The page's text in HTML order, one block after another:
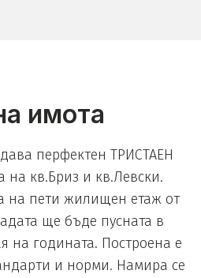
имота
перфектен ТРИСТАЕН
на кв.Бриз и кв.Левски.
на пети жилищен етаж от
ще бъде пусната в
на годината. Построена е
и норми. Намира се